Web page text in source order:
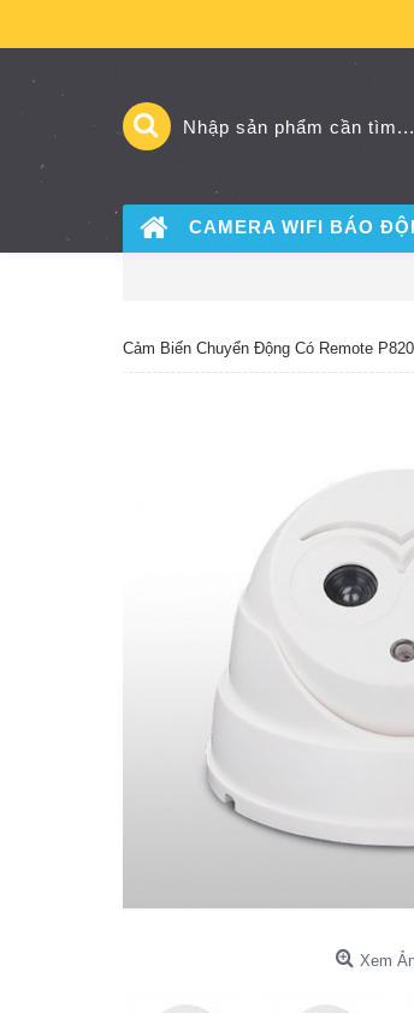
CAMERA WIFI BÁO
Cảm Biến Chuyển Động Có Remote P820
Xem